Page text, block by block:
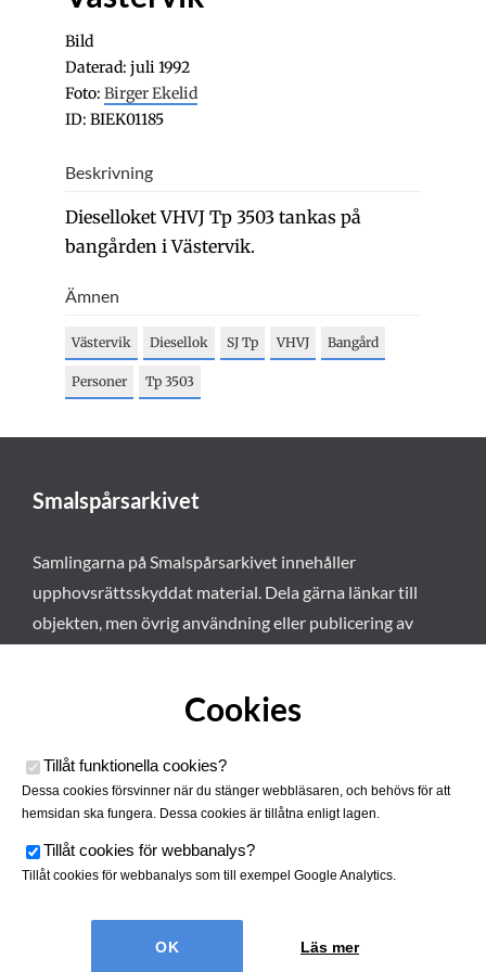
Bild
Daterad: juli 1992
Foto: Birger Ekelid
ID: BIEK01185
Beskrivning
Dieselloket VHVJ Tp 3503 tankas på
bangården i Västervik.
Ämnen
Västervik Diesellok SJ Tp VHVJ Bangård
Personer Tp 3503
Smalspårsarkivet
Samlingarna på Smalspårsarkivet innehåller
upphovsrättsskyddat material. Dela gärna länkar till
objekten, men övrig användning eller publicering av
Smalspårsarkivet drivs av
Tjustbygdens Järnvägsförening
Cookies
Tillåt funktionella cookies?
Dessa cookies försvinner när du stänger webbläsaren, och behövs för att
hemsidan ska fungera. Dessa cookies är tillåtna enligt lagen.
Tillåt cookies för webbanalys?
Tillåt cookies för webbanalys som till exempel Google Analytics.
Läs mer